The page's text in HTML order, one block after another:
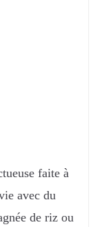
faite à
avec du
de riz ou